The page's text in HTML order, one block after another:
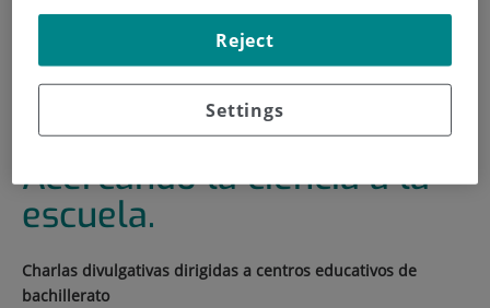
|TRAINING PLAN
¿QUÉ ES SER CIENTÍFICA? ACERCANDO LA CIENCIA A
LA ESCUELA.
¿Qué es ser científica?
Acercando la ciencia a la
escuela.
Charlas divulgativas dirigidas a centros educativos de
bachillerato
Settings
Reject